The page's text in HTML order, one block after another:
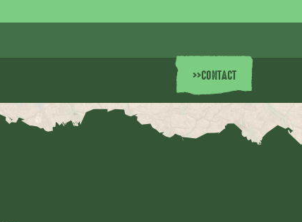
>>CONTACT